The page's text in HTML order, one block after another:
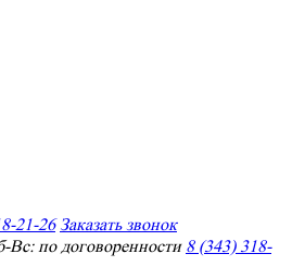
21-26 Заказать звонок
по договоренности 8 (343) 318-